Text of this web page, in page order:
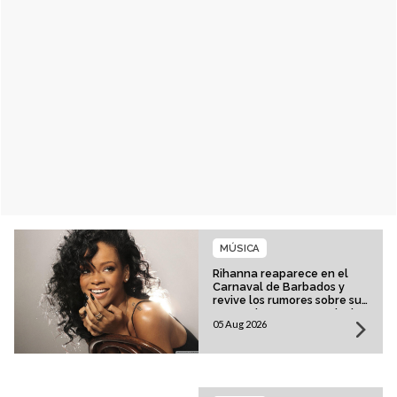
Rihanna reaparece en el
Carnaval de Barbados y
revive los rumores sobre su
esperado regreso musical
MÚSICA
05 Aug 2026